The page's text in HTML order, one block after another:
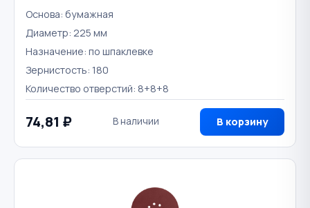
Основа: бумажная
Диаметр: 225 мм
Назначение: по шпаклевке
Зернистость: 180
Количество отверстий: 8+8+8
74,81 ₽ В наличии В корзину